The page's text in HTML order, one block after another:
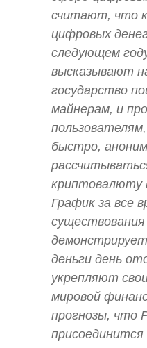
считают, что
цифровых
следующем
высказывают
государство
майнерам, и
быстро,
криптовалюту
График за все
деньги день
укрепляют
мировой
прогнозы, что
присоединится